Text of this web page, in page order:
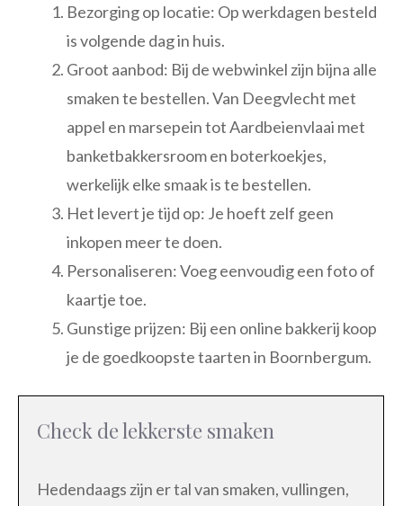
Bezorging op locatie: Op werkdagen besteld
is volgende dag in huis.
Groot aanbod: Bij de webwinkel zijn bijna alle
smaken te bestellen. Van Deegvlecht met
appel en marsepein tot Aardbeienvlaai met
banketbakkersroom en boterkoekjes,
werkelijk elke smaak is te bestellen.
Het levert je tijd op: Je hoeft zelf geen
inkopen meer te doen.
Personaliseren: Voeg eenvoudig een foto of
kaartje toe.
Gunstige prijzen: Bij een online bakkerij koop
je de goedkoopste taarten in Boornbergum.
Check de lekkerste smaken
Hedendaags zijn er tal van smaken, vullingen,